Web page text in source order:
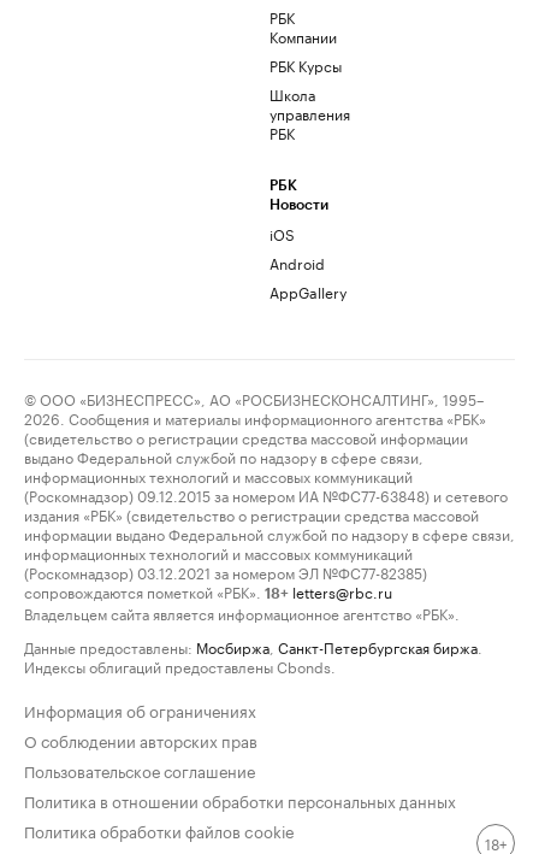
РБК
Компании
РБК Курсы
Школа
управления
РБК
РБК
Новости
iOS
Android
AppGallery
© ООО «БИЗНЕСПРЕСС», АО «РОСБИЗНЕСКОНСАЛТИНГ», 1995–
2026. Сообщения и материалы информационного агентства «РБК»
(свидетельство о регистрации средства массовой информации
выдано Федеральной службой по надзору в сфере связи,
информационных технологий и массовых коммуникаций
(Роскомнадзор) 09.12.2015 за номером ИА №ФС77-63848) и сетевого
издания «РБК» (свидетельство о регистрации средства массовой
информации выдано Федеральной службой по надзору в сфере связи,
информационных технологий и массовых коммуникаций
(Роскомнадзор) 03.12.2021 за номером ЭЛ №ФС77-82385)
сопровождаются пометкой «РБК».
18+ letters@rbc.ru
Владельцем сайта является информационное агентство «РБК».
Данные предоставлены: Мосбиржа Санкт-Петербургская биржа
Индексы облигаций предоставлены Cbonds.
Информация об ограничениях
О соблюдении авторских прав
Пользовательское соглашение
Политика в отношении обработки персональных данных
Политика обработки файлов cookie
18+